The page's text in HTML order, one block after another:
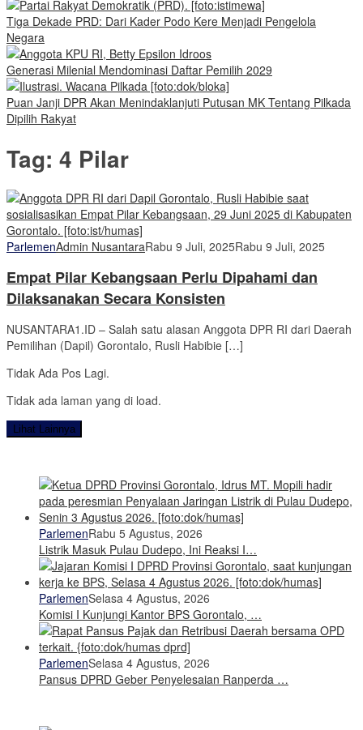
Tiga Dekade PRD: Dari Kader Podo Kere Menjadi Pengelola
Negara
Generasi Milenial Mendominasi Daftar Pemilih 2029
Puan Janji DPR Akan Menindaklanjuti Putusan MK Tentang Pilkada
Dipilih Rakyat
Tag: 4 Pilar
ParlemenAdmin NusantaraRabu 9 Juli, 2025Rabu 9 Juli, 2025
Empat Pilar Kebangsaan Perlu Dipahami dan
Dilaksanakan Secara Konsisten
NUSANTARA1.ID – Salah satu alasan Anggota DPR RI dari Daerah
Pemilihan (Dapil) Gorontalo, Rusli Habibie […]
Tidak Ada Pos Lagi.
Tidak ada laman yang di load.
Lihat Lainnya
ParlemenRabu 5 Agustus, 2026
Listrik Masuk Pulau Dudepo, Ini Reaksi I…
ParlemenSelasa 4 Agustus, 2026
Komisi I Kunjungi Kantor BPS Gorontalo, …
ParlemenSelasa 4 Agustus, 2026
Pansus DPRD Geber Penyelesaian Ranperda …